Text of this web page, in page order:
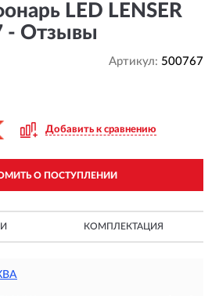
LED LENSER
- Отзывы
Артикул: 500767
Добавить к сравнению
О ПОСТУПЛЕНИИ
КОМПЛЕКТАЦИЯ